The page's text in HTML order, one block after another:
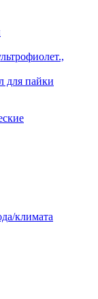
для пайки
климата